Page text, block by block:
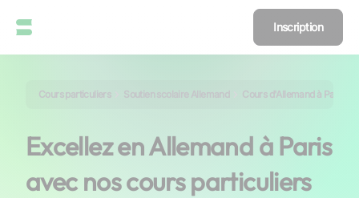
Inscription
Cours particuliers Soutien scolaire Allemand Cours d'Allemand à Paris
Excellez en Allemand à Paris
avec nos cours particuliers